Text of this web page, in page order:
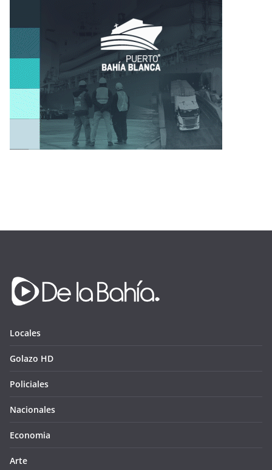
Locales
Golazo HD
Policiales
Nacionales
Economia
Arte